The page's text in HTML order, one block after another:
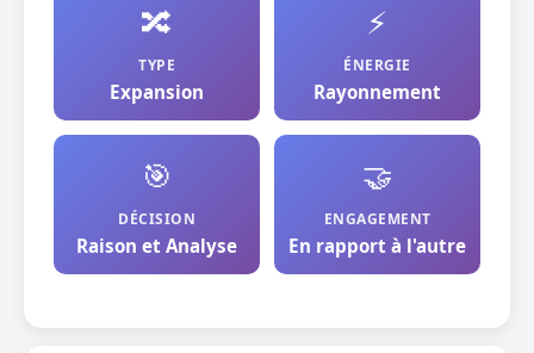
🔀
TYPE
Expansion
⚡
ÉNERGIE
Rayonnement
🎯
DÉCISION
Raison et Analyse
🤝
ENGAGEMENT
En rapport à l'autre